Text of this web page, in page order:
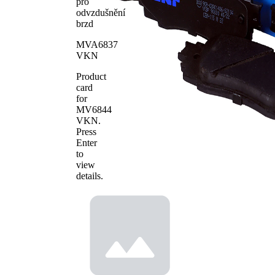
WVA číslo
22153
WVA číslo
22434
obložení
odvzdušnění
brzd
MVA6837
VKN
Product
card
for
MV6844
VKN.
Press
Enter
to
view
details.